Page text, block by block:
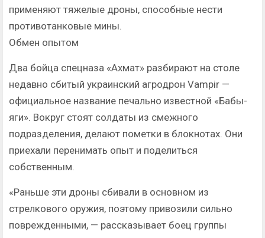
применяют тяжелые дроны, способные нести
противотанковые мины.
Обмен опытом
Два бойца спецназа «Ахмат» разбирают на столе
недавно сбитый украинский агродрон Vampir —
официальное название печально известной «Бабы-
яги». Вокруг стоят солдаты из смежного
подразделения, делают пометки в блокнотах. Они
приехали перенимать опыт и поделиться
собственным.
«Раньше эти дроны сбивали в основном из
стрелкового оружия, поэтому привозили сильно
поврежденными, — рассказывает боец группы